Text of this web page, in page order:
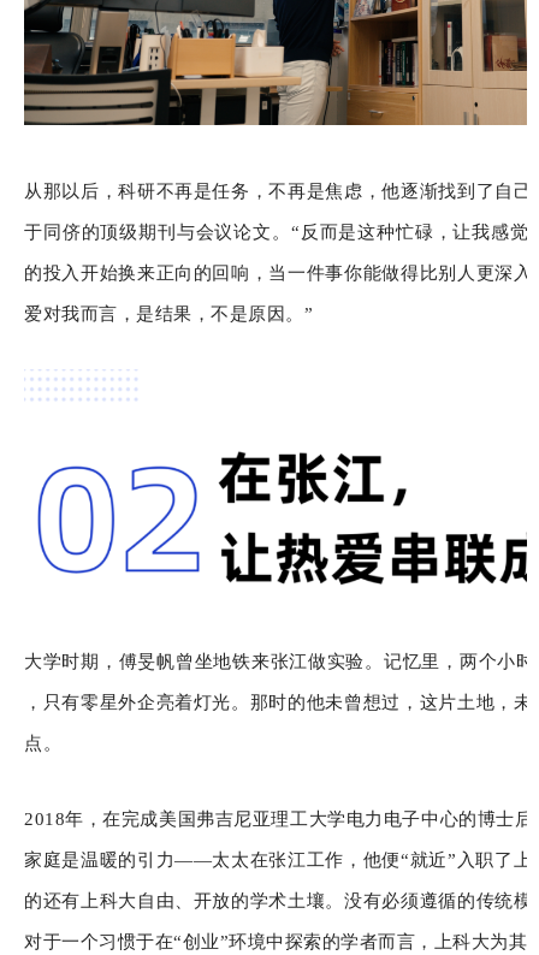
从那以后，科研不再是任务，不再是焦虑，他逐渐找到了自
于同侪的顶级期刊与会议论文。“反而是这种忙碌，让我感觉
的投入开始换来正向的回响，当一件事你能做得比别人更深
爱对我而言，是结果，不是原因。”
大学时期，傅旻帆曾坐地铁来张江做实验。记忆里，两个小
，只有零星外企亮着灯光。那时的他未曾想过，这片土地，
点。
2018年，在完成美国弗吉尼亚理工大学电力电子中心的博士
家庭是温暖的引力——太太在张江工作，他便“就近”入职了上
的还有上科大自由、开放的学术土壤。没有必须遵循的传统
对于一个习惯于在“创业”环境中探索的学者而言，上科大为其